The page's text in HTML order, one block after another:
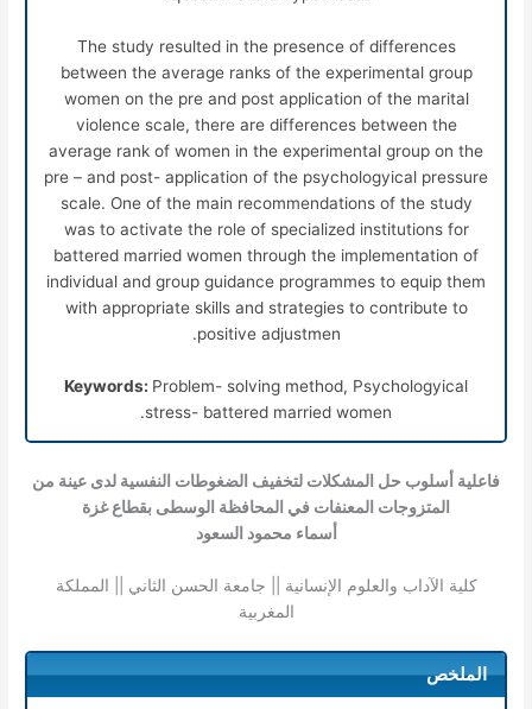
The study resulted in the presence of differences
between the average ranks of the experimental group
women on the pre and post application of the marital
violence scale, there are differences between the
average rank of women in the experimental group on the
pre – and post- application of the psychologyical pressure
scale. One of the main recommendations of the study
was to activate the role of specialized institutions for
battered married women through the implementation of
individual and group guidance programmes to equip them
with appropriate skills and strategies to contribute to
positive adjustmen.
Keywords: Problem- solving method, Psychologyical
stress- battered married women.
فاعلیة أسلوب حل المشكلات لتخفیف الضغوطات النفسية لدى عينة من
المتزوجات المعنفات في المحافظة الوسطى بقطاع غزة
أسماء محمود السعود
كلية الآداب والعلوم الإنسانية || جامعة الحسن الثاني || المملكة
المغربية
الملخص